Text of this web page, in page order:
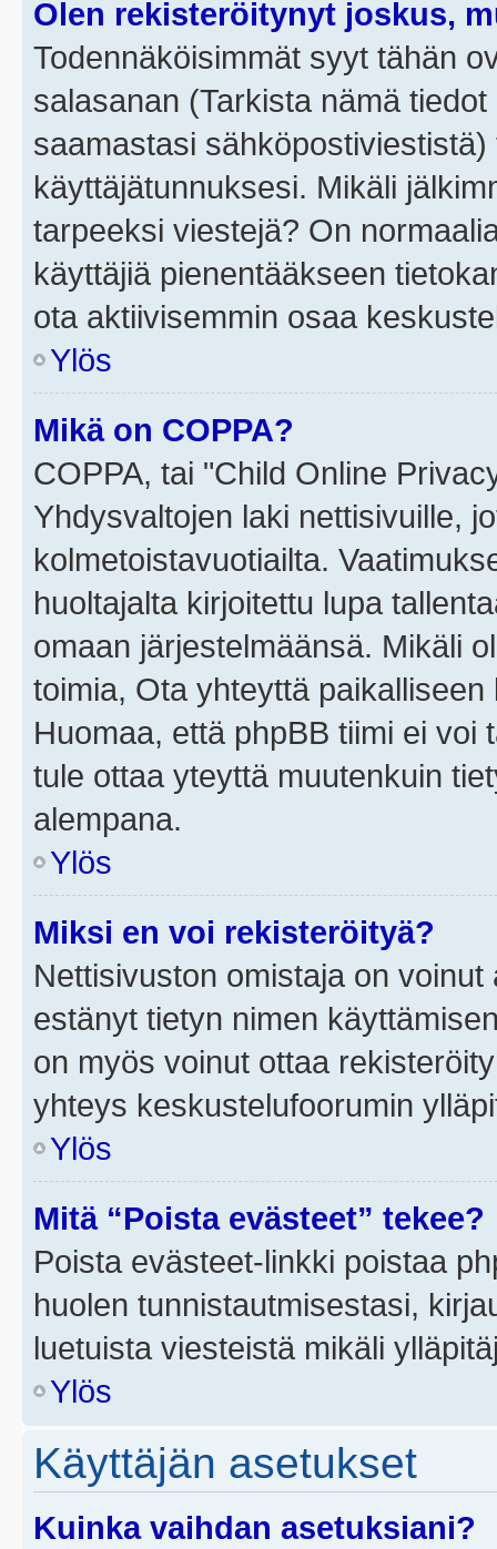
Olen rekisteröitynyt joskus,
Todennäköisimmät syyt tähän
salasanan (Tarkista nämä
saamastasi
käyttäjätunnuksesi. Mikäli
tarpeeksi viestejä? On
käyttäjiä pienentääkseen
ota aktiivisemmin osaa
Ylös
Mikä on COPPA?
COPPA, tai "Child Online
Yhdysvaltojen laki nettisivuille,
kolmetoistavuotiailta.
huoltajalta kirjoitettu lupa
omaan järjestelmäänsä. Mikäli
toimia, Ota yhteyttä
Huomaa, että phpBB tiimi ei voi
tule ottaa yteyttä muutenkuin
alempana.
Ylös
Miksi en voi rekisteröityä?
Nettisivuston omistaja on
estänyt tietyn nimen
on myös voinut ottaa
yhteys keskustelufoorumin
Ylös
Mitä “Poista evästeet” tekee?
Poista evästeet-linkki poistaa
huolen tunnistautmisestasi,
luetuista viesteistä mikäli
Ylös
Käyttäjän asetukset
Kuinka vaihdan asetuksiani?